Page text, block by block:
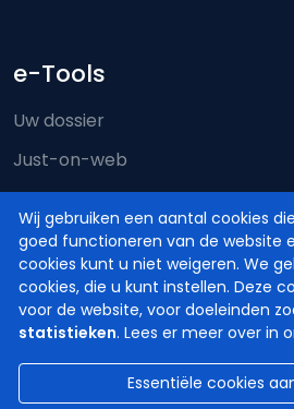
Wij gebruiken een aantal cookies
goed functioneren van de website
cookies kunt u niet weigeren. We
cookies, die u kunt instellen. Deze
voor de website, voor doeleinden
statistieken. Lees er meer over in
Essentiële cookies
e-Tools
Uw dossier
Just-on-web
e-Deposit
Territoriale bevoegdheid
© Hoven en Rechtbanken van